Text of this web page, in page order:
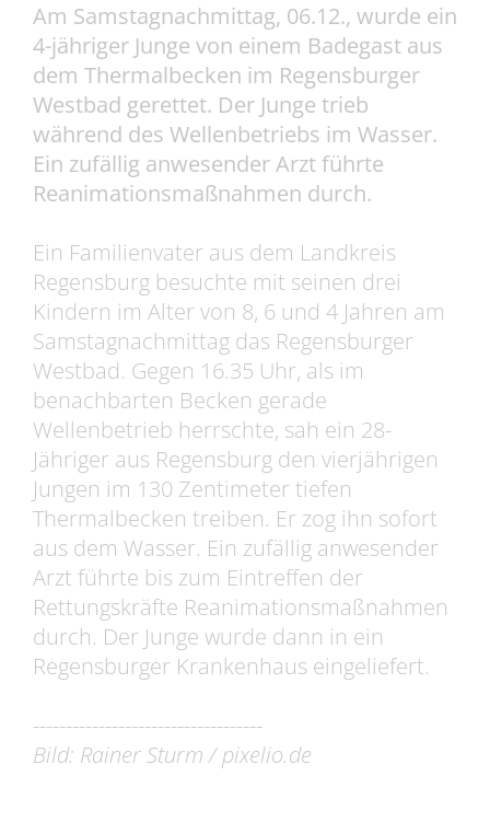
Am Samstagnachmittag, 06.12., wurde ein
4-jähriger Junge von einem Badegast aus
dem Thermalbecken im Regensburger
Westbad gerettet. Der Junge trieb
während des Wellenbetriebs im Wasser.
Ein zufällig anwesender Arzt führte
Reanimationsmaßnahmen durch.
Ein Familienvater aus dem Landkreis
Regensburg besuchte mit seinen drei
Kindern im Alter von 8, 6 und 4 Jahren am
Samstagnachmittag das Regensburger
Westbad. Gegen 16.35 Uhr, als im
benachbarten Becken gerade
Wellenbetrieb herrschte, sah ein 28-
Jähriger aus Regensburg den vierjährigen
Jungen im 130 Zentimeter tiefen
Thermalbecken treiben. Er zog ihn sofort
aus dem Wasser. Ein zufällig anwesender
Arzt führte bis zum Eintreffen der
Rettungskräfte Reanimationsmaßnahmen
durch. Der Junge wurde dann in ein
Regensburger Krankenhaus eingeliefert.
-----------------------------------
Bild: Rainer Sturm / pixelio.de